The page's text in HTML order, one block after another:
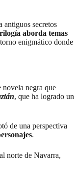
antiguos secretos
aborda temas
enigmático donde
novela negra que
, que ha logrado un
de una perspectiva
.
norte de Navarra,